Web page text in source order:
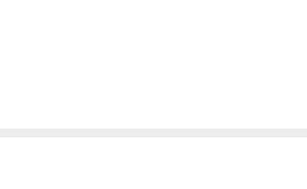
적인 내용만을 제공함을 참고하세요.바이토린
10은 백색의 원형정제의 형태를 가지고 있
토린정10-10 의료급여 ..